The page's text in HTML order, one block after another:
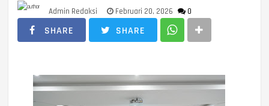
Admin Redaksi Februari 20, 2026 0
SHARE SHARE